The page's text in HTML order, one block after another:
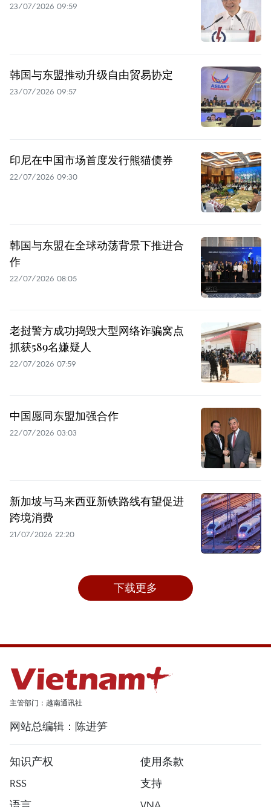
23/07/2026 09:59
韩国与东盟推动升级自由贸易协定
23/07/2026 09:57
印尼在中国市场首度发行熊猫债券
22/07/2026 09:30
韩国与东盟在全球动荡背景下推进合
作
22/07/2026 08:05
老挝警方成功捣毁大型网络诈骗窝点
抓获589名嫌疑人
22/07/2026 07:59
中国愿同东盟加强合作
22/07/2026 03:03
新加坡与马来西亚新铁路线有望促进
跨境消费
21/07/2026 22:20
下载更多
主管部门：越南通讯社
网站总编辑：陈进笋
知识产权
使用条款
RSS
支持